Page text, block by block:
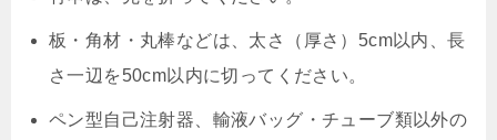
板・角材・丸棒などは、太さ（厚さ）5cm以内、長
さ一辺を50cm以内に切ってください。
ペン型自己注射器、輸液バッグ・チューブ類以外の